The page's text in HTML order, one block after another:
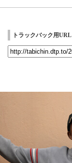
トラックバック用URL